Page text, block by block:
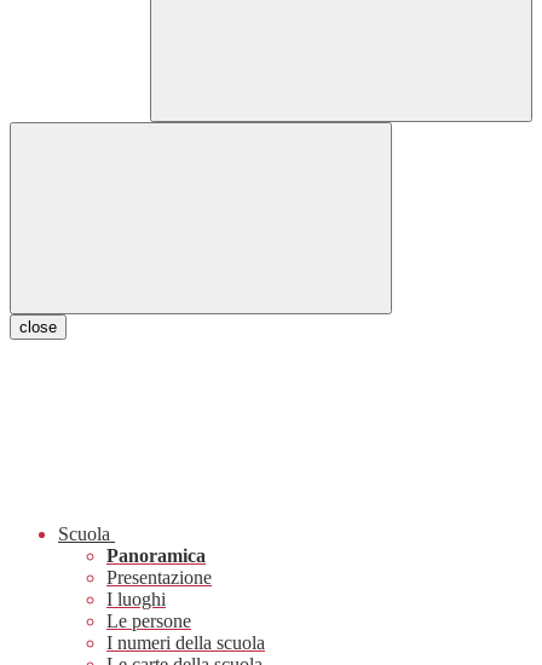
close
Scuola
Panoramica
Presentazione
I luoghi
Le persone
I numeri della scuola